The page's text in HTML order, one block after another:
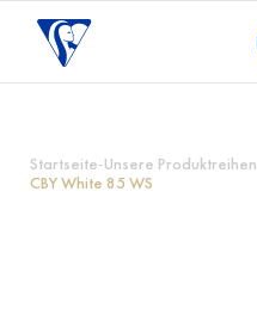
Startseite-Unsere Produktreihen
CBY White 85 WS